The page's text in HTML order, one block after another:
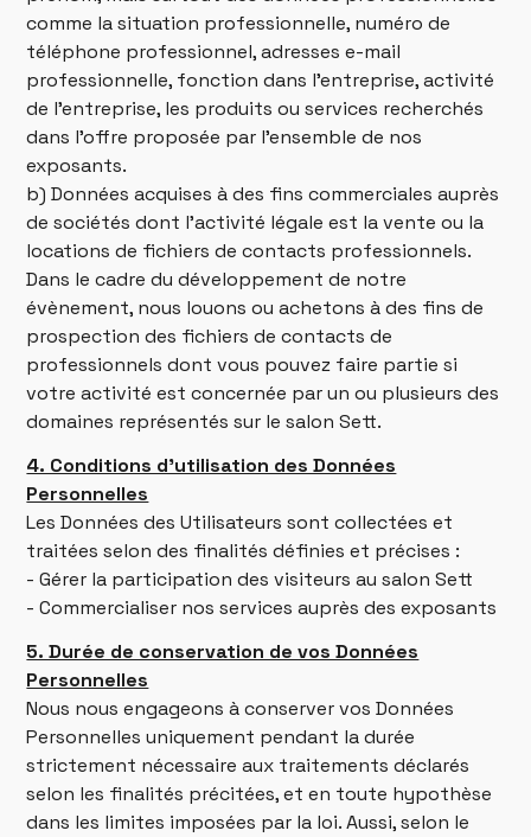
comme la situation professionnelle, numéro de
téléphone professionnel, adresses e-mail
professionnelle, fonction dans l’entreprise, activité
de l’entreprise, les produits ou services recherchés
dans l’offre proposée par l’ensemble de nos
exposants.
b) Données acquises à des fins commerciales auprès
de sociétés dont l’activité légale est la vente ou la
locations de fichiers de contacts professionnels.
Dans le cadre du développement de notre
évènement, nous louons ou achetons à des fins de
prospection des fichiers de contacts de
professionnels dont vous pouvez faire partie si
votre activité est concernée par un ou plusieurs des
domaines représentés sur le salon Sett.
4. Conditions d’utilisation des Données
Personnelles
Les Données des Utilisateurs sont collectées et
traitées selon des finalités définies et précises :
- Gérer la participation des visiteurs au salon Sett
- Commercialiser nos services auprès des exposants
5. Durée de conservation de vos Données
Personnelles
Nous nous engageons à conserver vos Données
Personnelles uniquement pendant la durée
strictement nécessaire aux traitements déclarés
selon les finalités précitées, et en toute hypothèse
dans les limites imposées par la loi. Aussi, selon le